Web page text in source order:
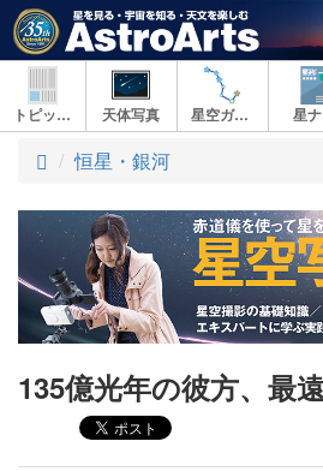
トピックス 天体写真 星空ガイド 星
ト
プ
恒星・銀河
135億光年の彼方、最